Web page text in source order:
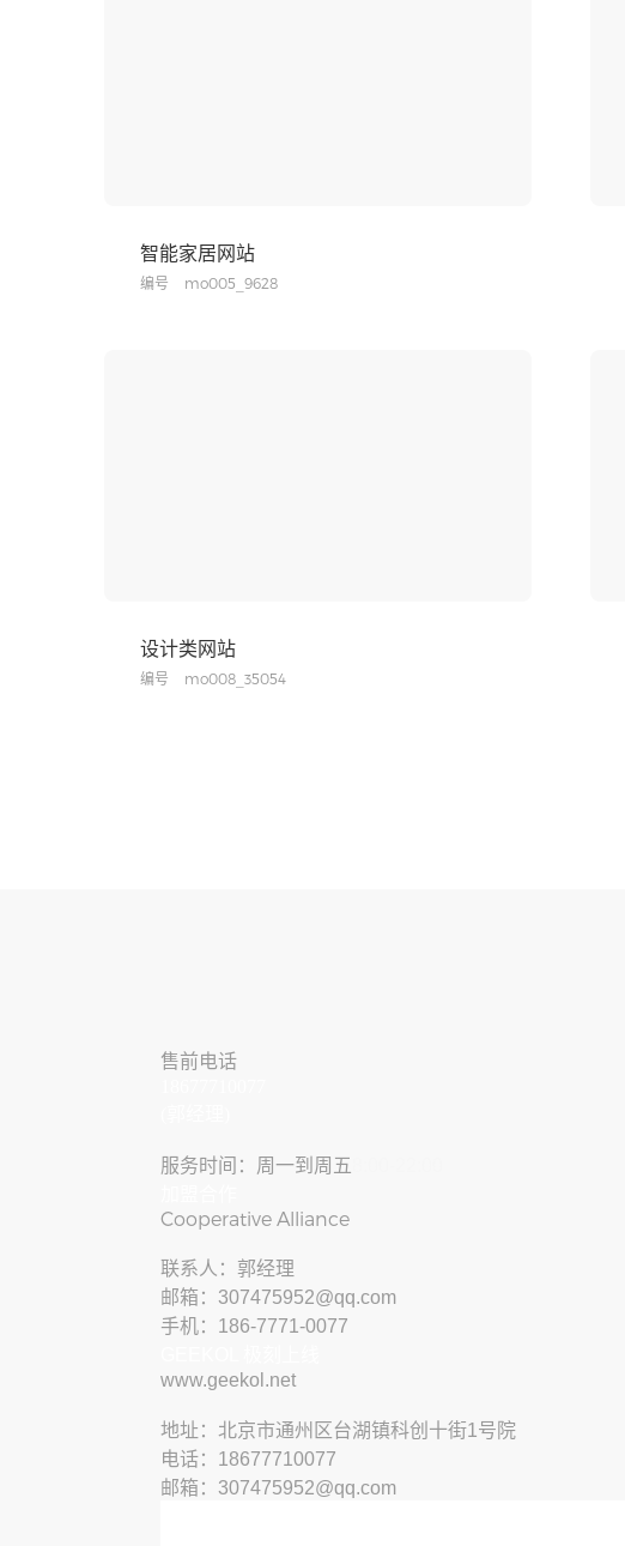
智能家居网站
编号 mo005_9628
设计类网站
编号 mo008_35054
售前电话
服务时间：周一到周五
Cooperative Alliance
联系人：郭经理
邮箱：307475952@qq.com
手机：186-7771-0077
www.geekol.net
地址：北京市通州区台湖镇科创十街1号院
电话：18677710077
邮箱：307475952@qq.com